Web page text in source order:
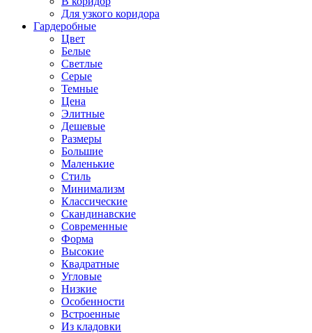
Для узкого коридора
Гардеробные
Цвет
Белые
Светлые
Серые
Темные
Цена
Элитные
Дешевые
Размеры
Большие
Маленькие
Стиль
Минимализм
Классические
Скандинавские
Современные
Форма
Высокие
Квадратные
Угловые
Низкие
Особенности
Встроенные
Из кладовки